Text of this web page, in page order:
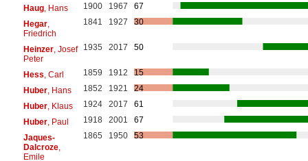
Haug, Hans 1900 1967
67
Hegar,
Friedrich
1841 1927 30
Heinzer, Josef
Peter
1935 2017 50
Hess , Carl 1859 1912
15
Huber, Hans 1852 1921
24
Huber, Klaus 1924 2017
61
Huber, Paul 1918 2001
67
Jaques-
Dalcroze,
Emile
1865 1950 53